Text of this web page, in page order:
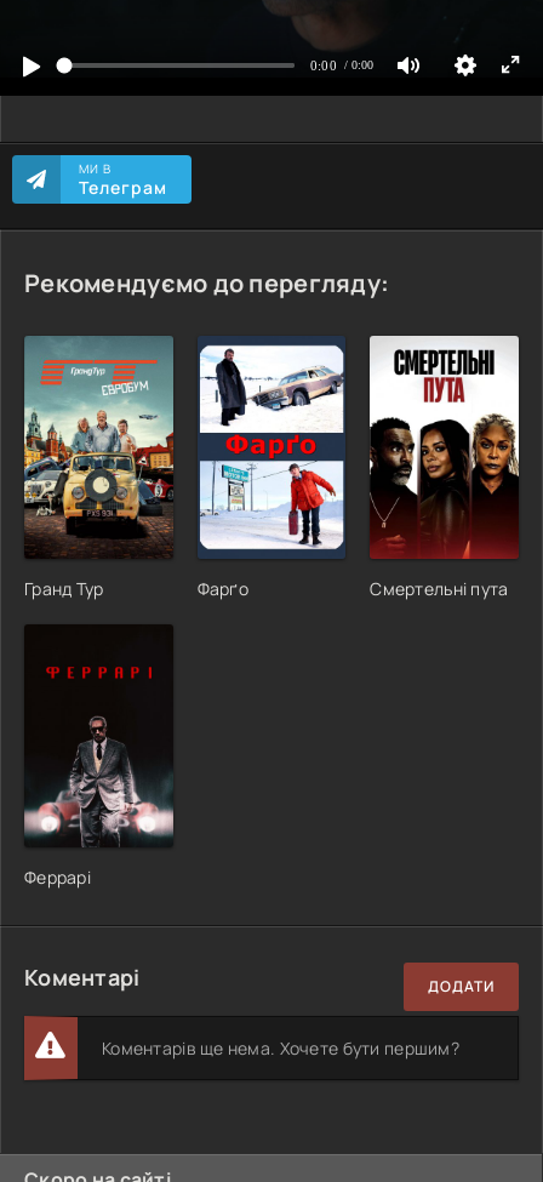
МИ В
Телеграм
Рекомендуємо до перегляду:
Гранд Тур Фарґо Смертельні пута
Феррарі
Коментарі ДОДАТИ
Коментарів ще нема. Хочете бути першим?